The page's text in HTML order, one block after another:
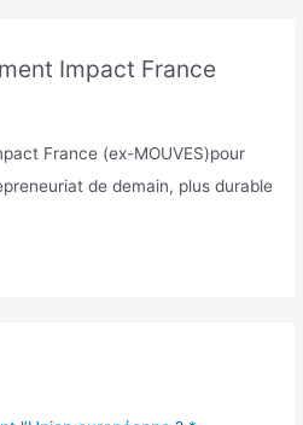
Impact France
France (ex-MOUVES)pour
de demain, plus durable